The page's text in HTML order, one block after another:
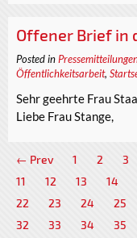
Offener Brief in
Posted in
Öffentlichkeitsarbeit,
Sehr geehrte Frau
Liebe Frau Stange,
← Prev 1 2 3
11
12 13 14
22
23 24 25
32
33 34 35